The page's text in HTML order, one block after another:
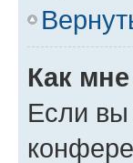
Как
Если вы